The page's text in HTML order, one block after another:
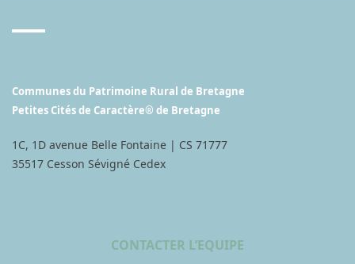
Communes du Patrimoine Rural de Bretagne
Petites Cités de Caractère® de Bretagne
1C, 1D avenue Belle Fontaine | CS 71777
35517 Cesson Sévigné Cedex
CONTACTER L’EQUIPE